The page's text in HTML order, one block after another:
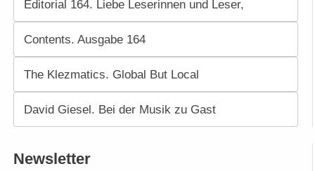
Editorial 164. Liebe Leserinnen und Leser,
Contents. Ausgabe 164
The Klezmatics. Global But Local
David Giesel. Bei der Musik zu Gast
Newsletter